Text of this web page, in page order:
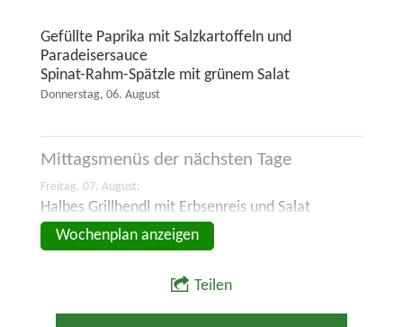
Gefüllte Paprika mit Salzkartoffeln und
Paradeisersauce
Spinat-Rahm-Spätzle mit grünem Salat
Donnerstag, 06. August
Mittagsmenüs der nächsten Tage
Freitag, 07. August:
Halbes Grillhendl mit Erbsenreis und Salat
Wochenplan anzeigen
Teilen